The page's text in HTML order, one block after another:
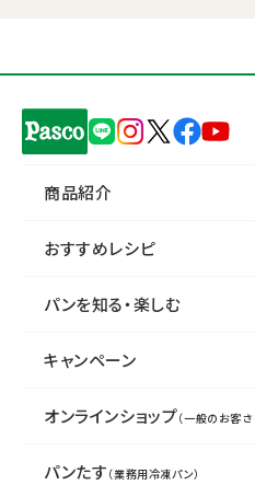
商品紹介
おすすめレシピ
パンを知る・楽しむ
キャンペーン
オンラインショップ（一般のお客さ
パンたす （業務用冷凍パン）